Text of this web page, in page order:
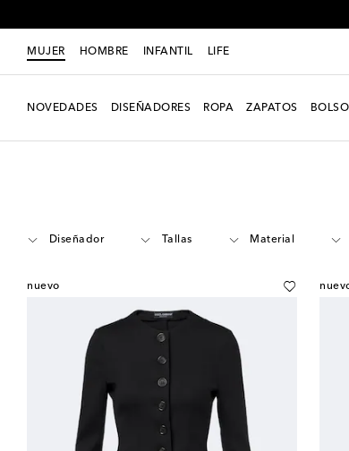
MUJER HOMBRE INFANTIL LIFE
NOVEDADES DISEÑADORES ROPA ZAPATOS
Diseñador Tallas Material
nuevo